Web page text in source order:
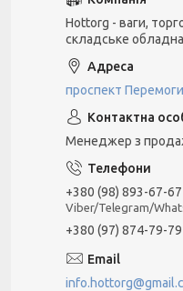
Hottorg - ваги,
складське
проспект
Менеджер з
+380 (98) 893-67-67
Viber/Telegram/
+380 (97) 874-79-79